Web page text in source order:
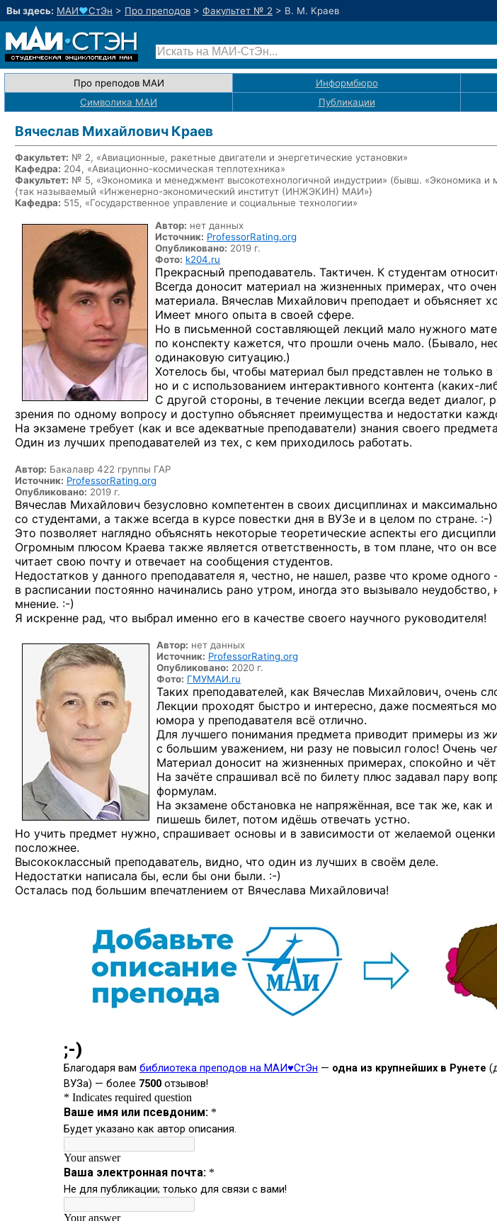
Вы здесь: МАИ♥СтЭн > Про преподов > Факультет № 2 > В. М. Краев
Про преподов МАИ Информбюро
Символика МАИ
Публикации
Вячеслав Михайлович Краев
Факультет: № 2, «Авиационные, ракетные двигатели и энергетические установки»
Кафедра: 204, «Авиационно-космическая теплотехника»
Факультет: № 5, «Экономика и менеджмент высокотехнологичной индустрии» (бывш. «Экономика и
{так называемый «Инженерно-экономический институт (ИНЖЭКИН) МАИ»}
Кафедра: 515, «Государственное управление и социальные технологии»
Автор: нет данных
Источник: ProfessorRating.org
Опубликовано: 2019 г.
Фото: k204.ru
Прекрасный преподаватель. Тактичен. К студентам
Всегда доносит материал на жизненных примерах, что
материала. Вячеслав Михайлович преподает и объясняет
Имеет много опыта в своей сфере.
Но в письменной составляющей лекций мало нужного
по конспекту кажется, что прошли очень мало. (Бывало,
одинаковую ситуацию.)
Хотелось бы, чтобы материал был представлен не только
но и с использованием интерактивного контента (каких-
С другой стороны, в течение лекции всегда ведет диалог,
зрения по одному вопросу и доступно объясняет преимущества и недостатки
На экзамене требует (как и все адекватные преподаватели) знания своего
Один из лучших преподавателей из тех, с кем приходилось работать.
Автор: Бакалавр 422 группы ГАР
Источник: ProfessorRating.org
Опубликовано: 2019 г.
Вячеслав Михайлович безусловно компетентен в своих дисциплинах и
со студентами, а также всегда в курсе повестки дня в ВУЗе и в целом по стране. :-)
Это позволяет наглядно объяснять некоторые теоретические аспекты его
Огромным плюсом Краева также является ответственность, в том плане, что он
читает свою почту и отвечает на сообщения студентов.
Недостатков у данного преподавателя я, честно, не нашел, разве что кроме
в расписании постоянно начинались рано утром, иногда это вызывало неудобство,
мнение. :-)
Я искренне рад, что выбрал именно его в качестве своего научного руководителя!
Автор: нет данных
Источник: ProfessorRating.org
Опубликовано: 2020 г.
Фото: ГМУМАИ.ru
Таких преподавателей, как Вячеслав Михайлович, очень
Лекции проходят быстро и интересно, даже посмеяться
юмора у преподавателя всё отлично.
Для лучшего понимания предмета приводит примеры из
с большим уважением, ни разу не повысил голос! Очень
Материал доносит на жизненных примерах, спокойно и
На зачёте спрашивал всё по билету плюс задавал пару
формулам.
На экзамене обстановка не напряжённая, все так же, как
пишешь билет, потом идёшь отвечать устно.
Но учить предмет нужно, спрашивает основы и в зависимости от желаемой
посложнее.
Высококлассный преподаватель, видно, что один из лучших в своём деле.
Недостатки написала бы, если бы они были. :-)
Осталась под большим впечатлением от Вячеслава Михайловича!